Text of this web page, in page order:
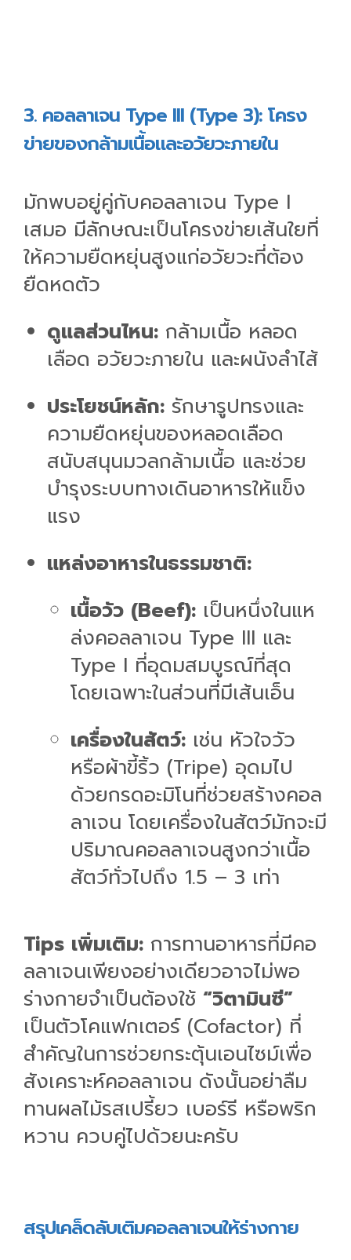
3. คอลลาเจน Type III (Type 3): โครง
ข่ายของกล้ามเนื้อและอวัยวะภายใน
มักพบอยู่คู่กับคอลลาเจน Type I
เสมอ มีลักษณะเป็นโครงข่ายเส้นใยที่
ให้ความยืดหยุ่นสูงแก่อวัยวะที่ต้อง
ยืดหดตัว
ดูแลส่วนไหน: กล้ามเนื้อ หลอด
เลือด อวัยวะภายใน และผนังลำไส้
ประโยชน์หลัก: รักษารูปทรงและ
ความยืดหยุ่นของหลอดเลือด
สนับสนุนมวลกล้ามเนื้อ และช่วย
บำรุงระบบทางเดินอาหารให้แข็ง
แรง
แหล่งอาหารในธรรมชาติ:
เนื้อวัว (Beef): เป็นหนึ่งในแห
ล่งคอลลาเจน Type III และ
Type I ที่อุดมสมบูรณ์ที่สุด
โดยเฉพาะในส่วนที่มีเส้นเอ็น
เครื่องในสัตว์: เช่น หัวใจวัว
หรือผ้าขี้ริ้ว (Tripe) อุดมไป
ด้วยกรดอะมิโนที่ช่วยสร้างคอล
ลาเจน โดยเครื่องในสัตว์มักจะมี
ปริมาณคอลลาเจนสูงกว่าเนื้อ
สัตว์ทั่วไปถึง 1.5 – 3 เท่า
Tips เพิ่มเติม: การทานอาหารที่มีคอ
ลลาเจนเพียงอย่างเดียวอาจไม่พอ
ร่างกายจำเป็นต้องใช้ “วิตามินซี”
เป็นตัวโคแฟกเตอร์ (Cofactor) ที่
สำคัญในการช่วยกระตุ้นเอนไซม์เพื่อ
สังเคราะห์คอลลาเจน ดังนั้นอย่าลืม
ทานผลไม้รสเปรี้ยว เบอร์รี หรือพริก
หวาน ควบคู่ไปด้วยนะครับ
สรุปเคล็ดลับเติมคอลลาเจนให้ร่างกาย